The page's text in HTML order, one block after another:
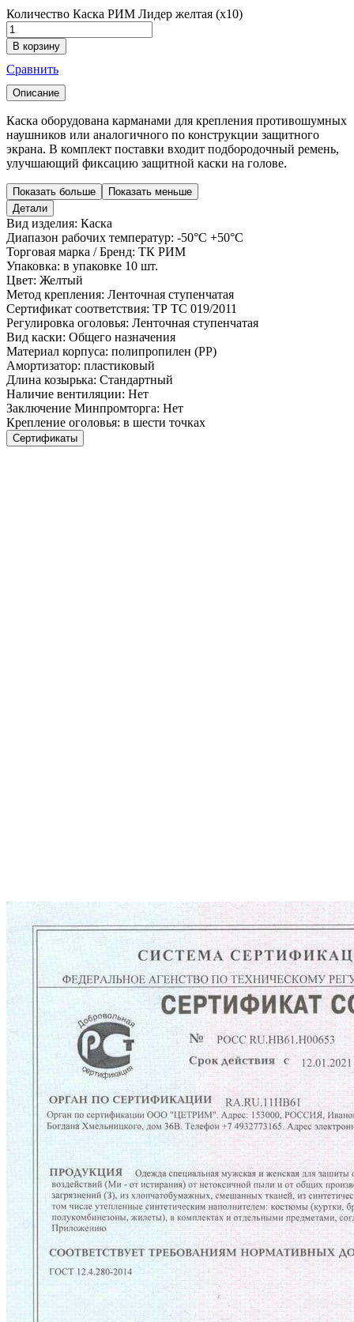
Количество Каска РИМ Лидер желтая (х10)
В корзину
Сравнить
Описание
Каска оборудована карманами для крепления противошумных
наушников или аналогичного по конструкции защитного
экрана. В комплект поставки входит подбородочный ремень,
улучшающий фиксацию защитной каски на голове.
Показать больше
Показать меньше
Детали
Вид изделия: Каска
Диапазон рабочих температур: -50°С +50°С
Торговая марка / Бренд: ТК РИМ
Упаковка: в упаковке 10 шт.
Цвет: Желтый
Метод крепления: Ленточная ступенчатая
Сертификат соответствия: ТР ТС 019/2011
Регулировка оголовья: Ленточная ступенчатая
Вид каски: Общего назначения
Материал корпуса: полипропилен (PP)
Амортизатор: пластиковый
Длина козырька: Стандартный
Наличие вентиляции: Нет
Заключение Минпромторга: Нет
Крепление оголовья: в шести точках
Сертификаты